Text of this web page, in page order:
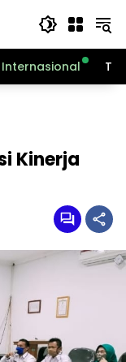
Internasional
Kinerja